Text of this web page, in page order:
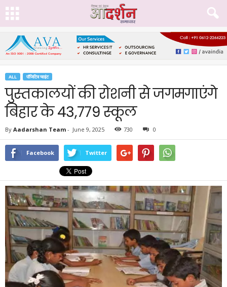
ALL पॉजिटिव प्वाइंट
पुस्तकालयों की रोशनी से जगमगाएंगे
बिहार के 43,779 स्कूल
By Aadarshan Team - June 9, 2025 730 0
Facebook Twitter